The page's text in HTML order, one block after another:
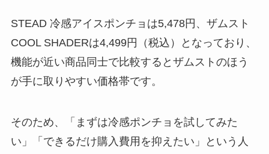
STEAD 冷感アイスポンチョは5,478円、ザムスト
COOL SHADERは4,499円（税込）となっており、
機能が近い商品同士で比較するとザムストのほう
が手に取りやすい価格帯です。
そのため、「まずは冷感ポンチョを試してみた
い」「できるだけ購入費用を抑えたい」という人